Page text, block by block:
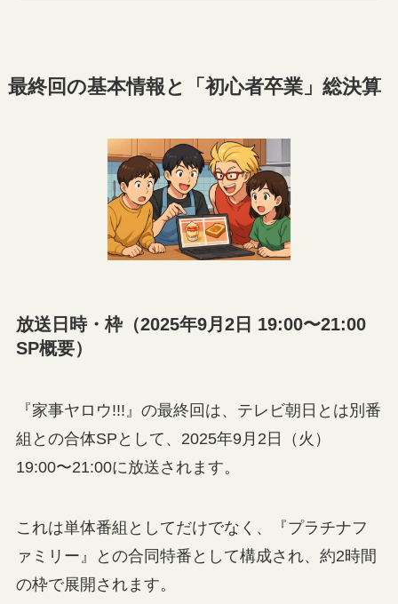
最終回の基本情報と「初心者卒業」総決算
放送日時・枠（2025年9月2日 19:00〜21:00
SP概要）
『家事ヤロウ!!!』の最終回は、テレビ朝日とは別番
組との合体SPとして、2025年9月2日（火）
19:00〜21:00に放送されます。
これは単体番組としてだけでなく、『プラチナフ
ァミリー』との合同特番として構成され、約2時間
の枠で展開されます。